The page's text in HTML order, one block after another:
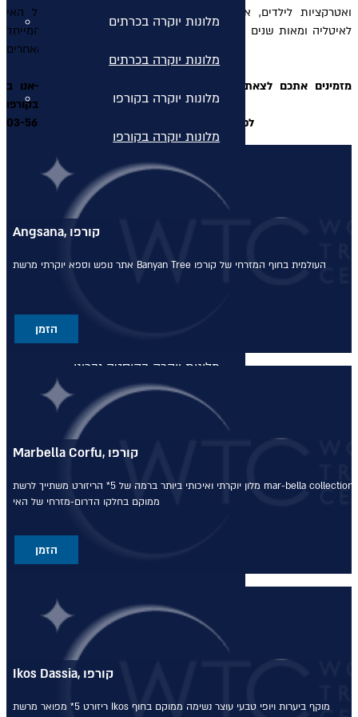
מלונות יוקרה בכרתים
מלונות יוקרה בכרתים
מלונות יוקרה בקורפו
מלונות יוקרה בקורפו
מלונות יוקרה באתונה
מלונות יוקרה בקוסטה נברינו
מלונות יוקרה במיקונוס
מלונות יוקרה בסנטוריני
מלונות יוקרה ברודוס
מלונות יוקרה בריביירה של אתונה
ואטרקציות לילדים, אוכל מעולה וחיי לילה תוססים. קרבתו של האי
לאיטליה ומאות שנים של כיבוש ונציאני, העניקו לאי אופי מיוחד המייחד
אנו ב-WTC מזמינים אתכם לצאת לחופשה חלומית במלונות היוקרה
Angsana, קורפו
הזמן
אתר נופש וספא יוקרתי מרשת Banyan Tree העולמית בחוף המזרחי של קורפו
Marbella Corfu, קורפו
הזמן
מלון יוקרתי ואיכותי ביותר ברמה של 5* הריזורט משתייך לרשת mar-bella collection
ממוקם בחלקו הדרום-מזרחי של האי
Ikos Dassia, קורפו
ריזורט 5* מפואר מרשת Ikos מוקף ביערות ויופי טבעי עוצר נשימה ממוקם בחוף